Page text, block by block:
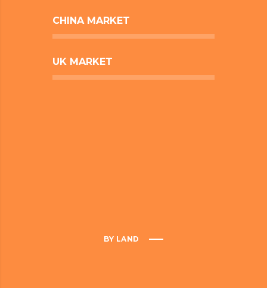
CHINA MARKET
UK MARKET
BY LAND